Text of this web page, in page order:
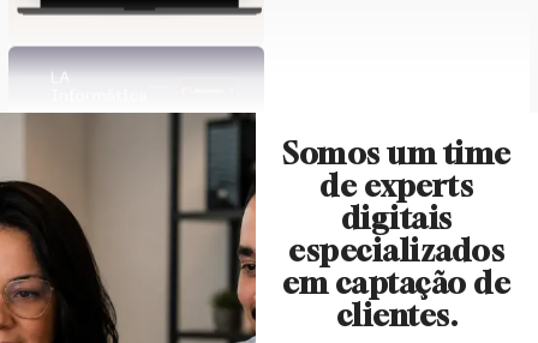
Somos um time
de experts
digitais
especializados
em captação de
clientes.